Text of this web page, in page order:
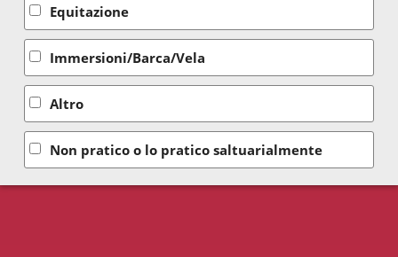
Equitazione
Immersioni/Barca/Vela
Altro
Non pratico o lo pratico saltuarialmente